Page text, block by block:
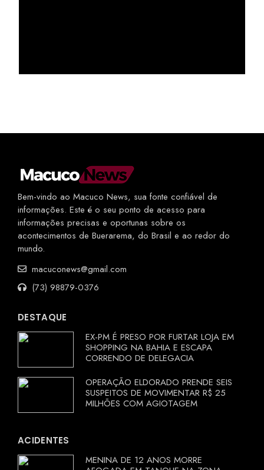
Bem-vindo ao Macuco News, sua fonte confiável de
informações. Este é o seu ponto de acesso para
informações precisas e oportunas sobre os
acontecimentos de Buerarema, do Brasil e ao redor do
mundo.
macuconews@gmail.com
(73) 98879-0376
DESTAQUE
EX-PM É PRESO POR FURTAR LOJA EM
SHOPPING NA BAHIA E ESCAPA
CORRENDO DE DELEGACIA
OPERAÇÃO ELDORADO PRENDE SEIS
SUSPEITOS DE MOVIMENTAR R$ 25
MILHÕES COM AGIOTAGEM
ACIDENTES
MENINA DE 12 ANOS MORRE